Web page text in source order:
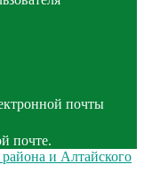
почты
почте.
и Алтайского